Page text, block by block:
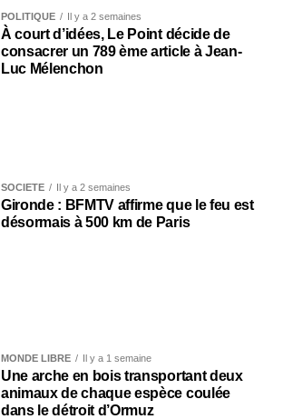
POLITIQUE Il y a 2 semaines
À court d’idées, Le Point décide de
consacrer un 789 ème article à Jean-
Luc Mélenchon
SOCIÉTÉ Il y a 2 semaines
Gironde : BFMTV affirme que le feu est
désormais à 500 km de Paris
MONDE LIBRE Il y a 1 semaine
Une arche en bois transportant deux
animaux de chaque espèce coulée
dans le détroit d’Ormuz